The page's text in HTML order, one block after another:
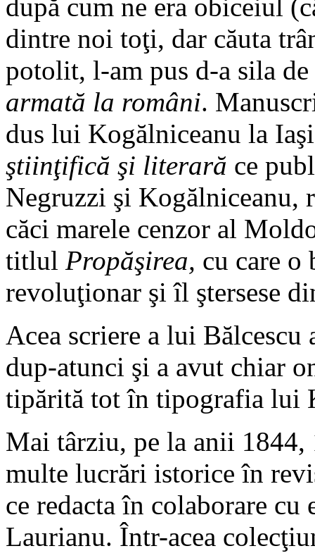
după cum ne era obiceiul
dintre noi toţi, dar căuta
potolit, l-am pus d-a sila
armată la români.
dus lui Kogălniceanu la
ştiinţifică şi literară ce
Negruzzi şi Kogălniceanu,
căci marele cenzor al
titlul Propăşirea, cu care o
revoluţionar şi îl ştersese
Acea scriere a lui
dup-atunci şi a avut chiar
tipărită tot în tipografia lui
Mai târziu, pe la anii
multe lucrări istorice în
ce redacta în colaborare
Laurianu. Într-acea